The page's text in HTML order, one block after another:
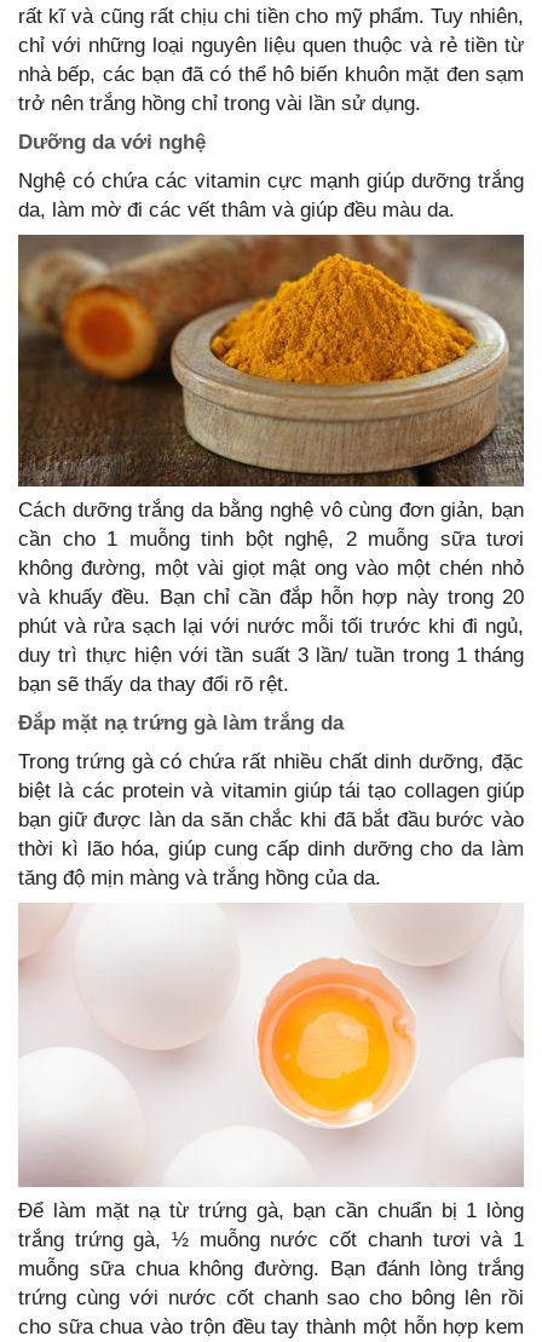
rất kĩ và cũng rất chịu chi tiền cho mỹ phẩm. Tuy nhiên,
chỉ với những loại nguyên liệu quen thuộc và rẻ tiền từ
nhà bếp, các bạn đã có thể hô biến khuôn mặt đen sạm
trở nên trắng hồng chỉ trong vài lần sử dụng.
Dưỡng da với nghệ
Nghệ có chứa các vitamin cực mạnh giúp dưỡng trắng
da, làm mờ đi các vết thâm và giúp đều màu da.
Cách dưỡng trắng da bằng nghệ vô cùng đơn giản, bạn
cần cho 1 muỗng tinh bột nghệ, 2 muỗng sữa tươi
không đường, một vài giọt mật ong vào một chén nhỏ
và khuấy đều. Bạn chỉ cần đắp hỗn hợp này trong 20
phút và rửa sạch lại với nước mỗi tối trước khi đi ngủ,
duy trì thực hiện với tần suất 3 lần/ tuần trong 1 tháng
bạn sẽ thấy da thay đổi rõ rệt.
Đắp mặt nạ trứng gà làm trắng da
Trong trứng gà có chứa rất nhiều chất dinh dưỡng, đặc
biệt là các protein và vitamin giúp tái tạo collagen giúp
bạn giữ được làn da săn chắc khi đã bắt đầu bước vào
thời kì lão hóa, giúp cung cấp dinh dưỡng cho da làm
tăng độ mịn màng và trắng hồng của da.
Để làm mặt nạ từ trứng gà, bạn cần chuẩn bị 1 lòng
trắng trứng gà, ½ muỗng nước cốt chanh tươi và 1
muỗng sữa chua không đường. Bạn đánh lòng trắng
trứng cùng với nước cốt chanh sao cho bông lên rồi
cho sữa chua vào trộn đều tay thành một hỗn hợp kem